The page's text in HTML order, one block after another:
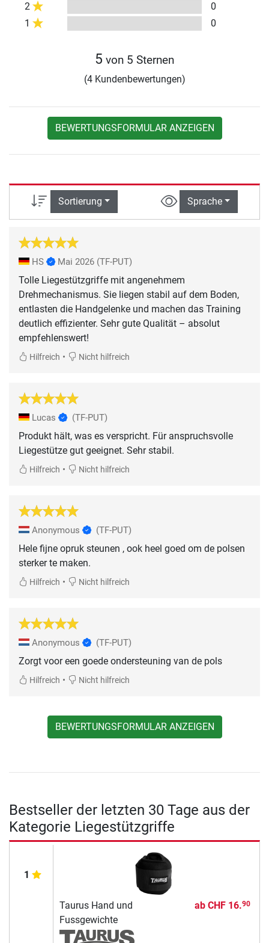
2
0
1
0
5 von 5 Sternen
(4 Kundenbewertungen)
BEWERTUNGSFORMULAR ANZEIGEN
Sortierung Sprache
HS Mai 2026 (TF-PUT)
Tolle Liegestützgriffe mit angenehmem
Drehmechanismus. Sie liegen stabil auf dem Boden,
entlasten die Handgelenke und machen das Training
deutlich effizienter. Sehr gute Qualität – absolut
empfehlenswert!
Hilfreich • Nicht hilfreich
Lucas (TF-PUT)
Produkt hält, was es verspricht. Für anspruchsvolle
Liegestütze gut geeignet. Sehr stabil.
Hilfreich • Nicht hilfreich
Anonymous (TF-PUT)
Hele fijne opruk steunen , ook heel goed om de polsen
sterker te maken.
Hilfreich • Nicht hilfreich
Anonymous (TF-PUT)
Zorgt voor een goede ondersteuning van de pols
Hilfreich • Nicht hilfreich
BEWERTUNGSFORMULAR ANZEIGEN
Bestseller der letzten 30 Tage aus der
Kategorie Liegestützgriffe
1
Taurus Hand und
Fussgewichte
ab CHF 16.90